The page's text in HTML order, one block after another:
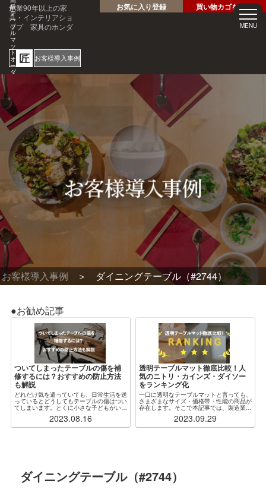
創業90年以上の家
具・インテリアショ
ップ 家具のホンダ
級
テ
ー
ブ
ル
マ
ッ
ト
オ
ー
ダ
ズ
専
店
匠 お客様導入事例
ホテル・レストラン・企業
様の大事なテーブルを傷・
汚れから守る！
サン
プル
請求
1mm
単位
オー
ダー
サイ
ズ
見積
り
請求
書対
応
短納
期
専門
家対
応
ご注文・ご
質問はお気
軽にどうぞ
0120-46-
5054
netjigyoubu@seneso.jp
受付時間：
18:30
お気に入り登録 買い物カゴを見る
MENU
お客様導入事例 ダイニングテーブル（#2744）
●お勧め記事
ついてしまったテーブルの傷を補
修するには？おすすめの防止方法
も解説
どれだけ気を遣っていても、日常生活を送
っているとどうしてもテーブルの傷はつい
てしまいます。とくに小さな子どもがいる
場合、ふとしたことがきっかけで木製・ガ
ラス製問わず傷だらけになってしまうこと
もしばしばです。傷をつけないように注意
2023.08.16
透明テーブルマット徹底比較！人
気のニトリ・カインズ・ダイソー
をランキング化
一口に透明なテーブルマットと言っても、
さまざまなサイズ・価格帯・性能の商品が
存在します。そこで本記事では、製造業者
からも見解をもらいつつ、特に人気な各社
の透明テーブルマットを厳選・比較し、ラ
ンキング化しました。加えて、「自分の状
2023.09.29
ダイニングテーブル（#2744）